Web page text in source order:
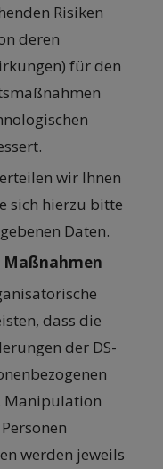
Risiken
deren
für den
wir Ihnen
sich hierzu bitte
Daten.
Maßnahmen
dass die
der DS-
Manipulation
werden jeweils